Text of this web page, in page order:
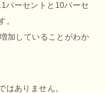
パーセントと10パーセ
。
加していることがわか
はありません。